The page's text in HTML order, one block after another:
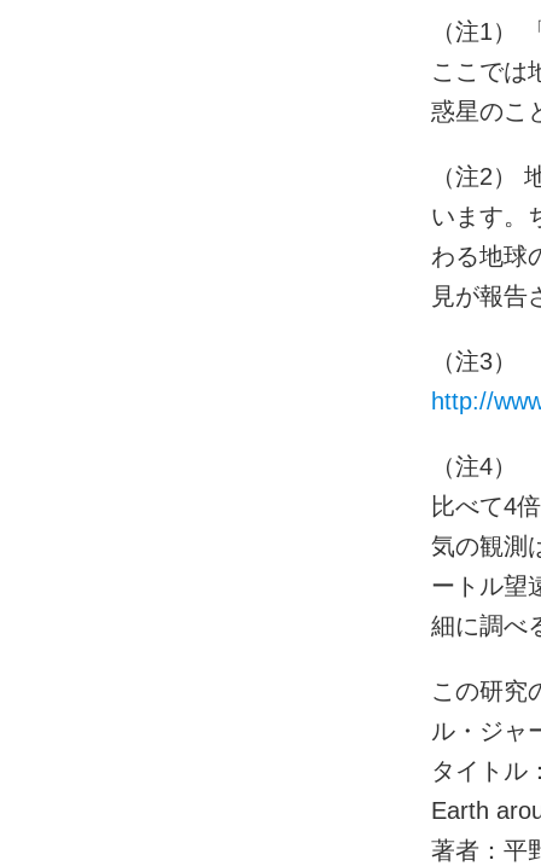
（注1）
ここでは
惑星のこ
（注2）
います。
わる地球
見が報告
（注3）
http://
（注4）
比べて4
気の観測
ートル望
細に調べ
この研究
ル・ジャ
タイトル
Earth
著者：平